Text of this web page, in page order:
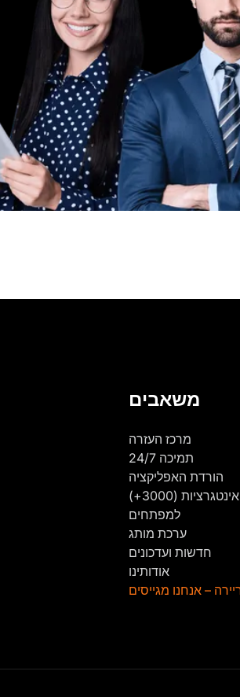
משאבים
מרכז העזרה
תמיכה 24/7
הורדת האפליקציה
אינטגרציות (3000+)
למפתחים
ערכת מותג
חדשות ועדכונים
אודותינו